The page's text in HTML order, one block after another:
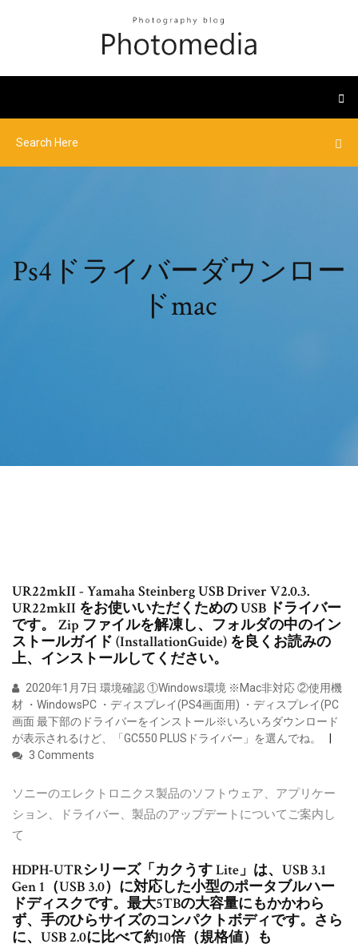
Ps4ドライバーダウンロー
ドmac
UR22mkII - Yamaha Steinberg USB Driver V2.0.3.
UR22mkII をお使いいただくための USB ドライバー
です。 Zip ファイルを解凍し、フォルダの中のイン
ストールガイド (InstallationGuide) を良くお読みの
上、インストールしてください。
2020年1月7日 環境確認 ①Windows環境 ※Mac非対応 ②使用機
材 ・WindowsPC ・ディスプレイ(PS4画面用) ・ディスプレイ(PC
画面 最下部のドライバーをインストール※いろいろダウンロード
が表示されるけど、「GC550 PLUSドライバー」を選んでね。
3 Comments
ソニーのエレクトロニクス製品のソフトウェア、アプリケー
ション、ドライバー、製品のアップデートについてご案内し
て
HDPH-UTRシリーズ「カクうす Lite」は、USB 3.1
Gen 1（USB 3.0）に対応した小型のポータブルハー
ドディスクです。最大5TBの大容量にもかかわら
ず、手のひらサイズのコンパクトボディです。さら
に、USB 2.0に比べて約10倍（規格値）も